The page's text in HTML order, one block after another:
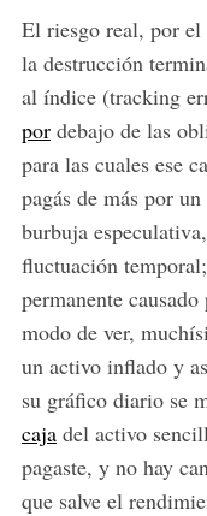
El riesgo real, por el
la destrucción
al índice (tracking
pordebajo de las
para las cuales ese
pagás de más por
burbuja
fluctuación
permanente
modo de ver,
un activo inflado y
su gráfico diario se
cajadel activo
pagaste, y no hay
que salve el
r
c
h
o
r
: